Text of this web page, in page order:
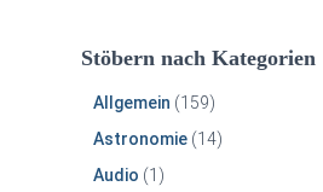
Stöbern nach Kategorien
Allgemein (159)
Astronomie(14)
Audio (1)